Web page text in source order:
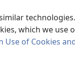
which we
Use of Cookies